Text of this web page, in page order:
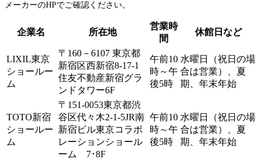
メーカーのHPでご確認ください。
企業名 所在地
営業時
間
休館日など
LIXIL東京
ショールー
ム
〒160－6107 東京都
新宿区西新宿8-17-1
住友不動産新宿グラ
ンドタワー6F
午前10
時～午
後5時
水曜日（祝日の場
合は営業）、夏
期、年末年始
TOTO新宿
ショールー
ム
〒151-0053東京都渋
谷区代々木2-1-5JR南
新宿ビル東京コラボ
レーションショール
ーム 7･8F
午前10
時～午
後5時
水曜日（祝日の場
合は営業）、夏
期、年末年始